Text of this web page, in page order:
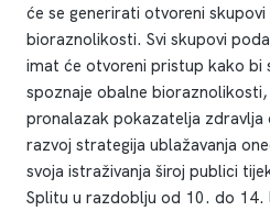
će se generirati otvoreni
bioraznolikosti. Svi skupovi
imat će otvoreni pristup kako bi
spoznaje obalne
pronalazak pokazatelja zdravlja
razvoj strategija ublažavanja
svoja istraživanja široj publici
Splitu u razdoblju od 10. do 14.